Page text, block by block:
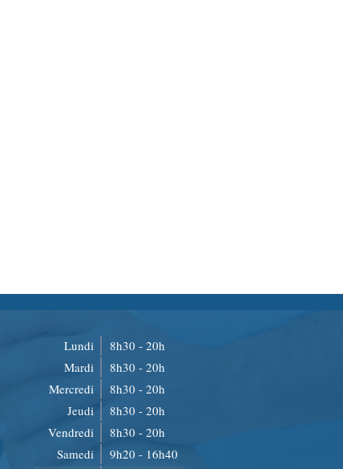
Lundi
8h30 - 20h
Mardi
8h30 - 20h
Mercredi
8h30 - 20h
Jeudi
8h30 - 20h
Vendredi
8h30 - 20h
Samedi
9h20 - 16h40